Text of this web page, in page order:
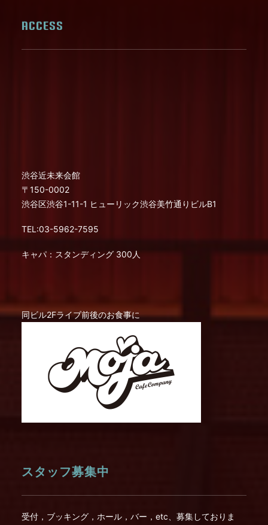
ACCESS
渋谷近未来会館
〒150-0002
渋谷区渋谷1-11-1 ヒューリック渋谷美竹通りビルB1
TEL:03-5962-7595
キャパ：スタンディング 300人
同ビル2Fライブ前後のお食事に
スタッフ募集中
受付，ブッキング，ホール，バー，etc、募集しておりま